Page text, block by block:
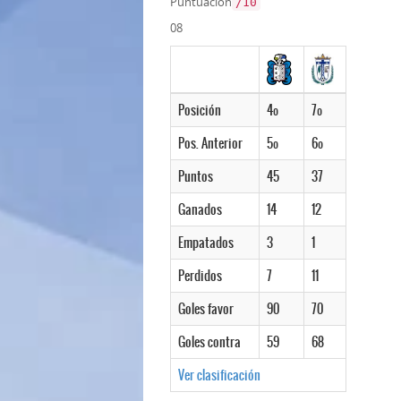
08
Ver clasificación
Posición 4º
7º
Pos. Anterior
5º
6º
Puntos
45
37
Ganados
14
12
Empatados
3
1
Perdidos
7
11
Goles favor
90
70
Goles contra
59 68